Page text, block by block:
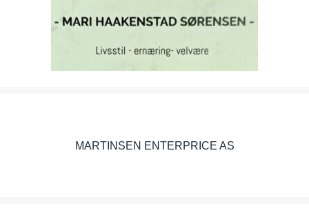
MARI HAAKENSTAD SØRENSEN – PERSONLIG
VEILEDER, HERBALIFE
MARTINSEN ENTERPRICE AS